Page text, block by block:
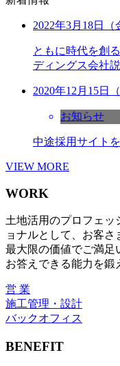
2022年3月18日（
ともに時代を創
ディングス会社
2020年12月15日（
お知らせ
中途採用サイト
VIEW MORE
WORK
土地活用のプロフェッ
ョナルとして、お客さ
最大限の価値でご満足
お答えできる能力を鍛
営 業
施工管理・設計
バックオフィス
BENEFIT